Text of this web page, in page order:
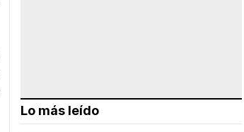
Lo más leído